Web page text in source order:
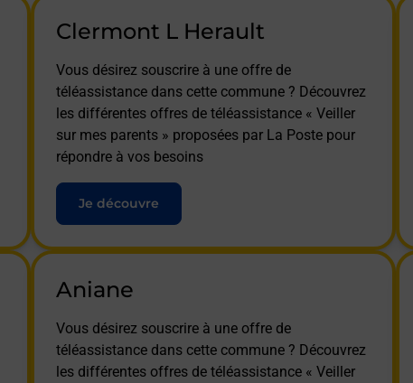
Clermont L Herault
Vous désirez souscrire à une offre de
téléassistance dans cette commune ? Découvrez
les différentes offres de téléassistance « Veiller
sur mes parents » proposées par La Poste pour
répondre à vos besoins
Je découvre
Aniane
Vous désirez souscrire à une offre de
téléassistance dans cette commune ? Découvrez
les différentes offres de téléassistance « Veiller